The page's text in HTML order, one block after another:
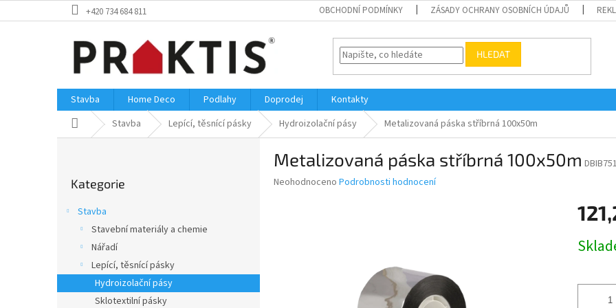
na
+420 734 684 811 OBCHODNÍ PODMÍNKY ZÁSADY OCHRANY OSOBNÍCH ÚDAJŮ
HLEDAT
Stavba Home Deco Podlahy Doprodej
Kontakty
Domů Stavba Lepící, těsnící pásky Hydroizolační pásy Metalizovaná páska stříbrná 100x50m
a
kategorie
Kategorie
Stavba
Stavební materiály a chemie
Nářadí
Lepící, těsnící pásky
Hydroizolační pásy
Sklotextilní pásky
Metalizovaná páska stříbrná 100x50m
Průměrné
Neohodnoceno Podrobnosti hodnocení
cena: